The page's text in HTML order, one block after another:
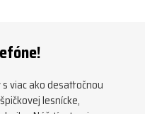
#firewood #deitmer
viac ako desaťročnou
lesnícke,